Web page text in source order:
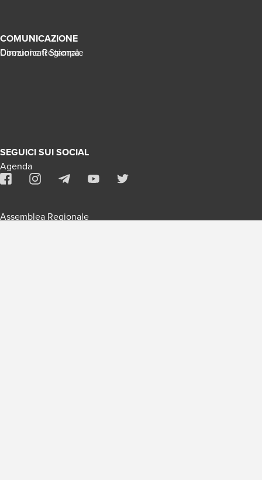
Direzione Regionale
Assemblea Regionale
COMUNICAZIONE
Comunicati Stampa
Agenda
SEGUICI SUI SOCIAL